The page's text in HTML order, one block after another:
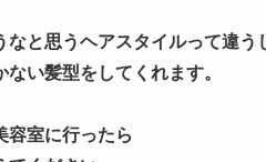
なと思うヘアスタイルって違う
ない髪型をしてくれます。
容室に行ったら